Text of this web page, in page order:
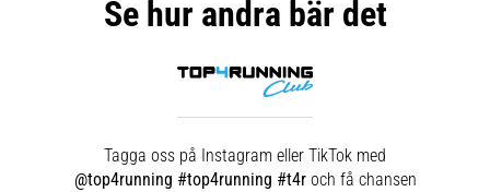
Se hur andra bär det
Tagga oss på Instagram eller TikTok med
@top4running #top4running #t4roch få chansen